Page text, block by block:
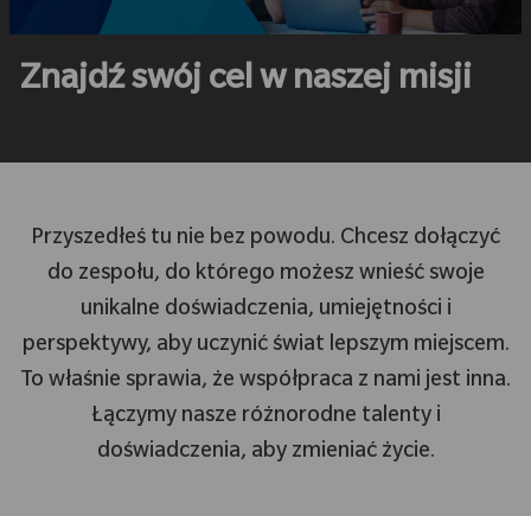
Znajdź swój cel w naszej misji
Przyszedłeś tu nie bez powodu. Chcesz dołączyć
do zespołu, do którego możesz wnieść swoje
unikalne doświadczenia, umiejętności i
perspektywy, aby uczynić świat lepszym miejscem.
To właśnie sprawia, że współpraca z nami jest inna.
Łączymy nasze różnorodne talenty i
doświadczenia, aby zmieniać życie.